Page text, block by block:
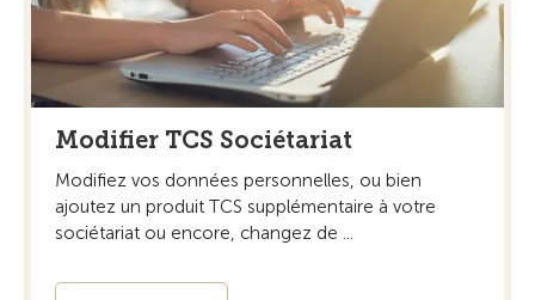
Modifier TCS Sociétariat
Modifiez vos données personnelles, ou bien
ajoutez un produit TCS supplémentaire à votre
sociétariat ou encore, changez de ...